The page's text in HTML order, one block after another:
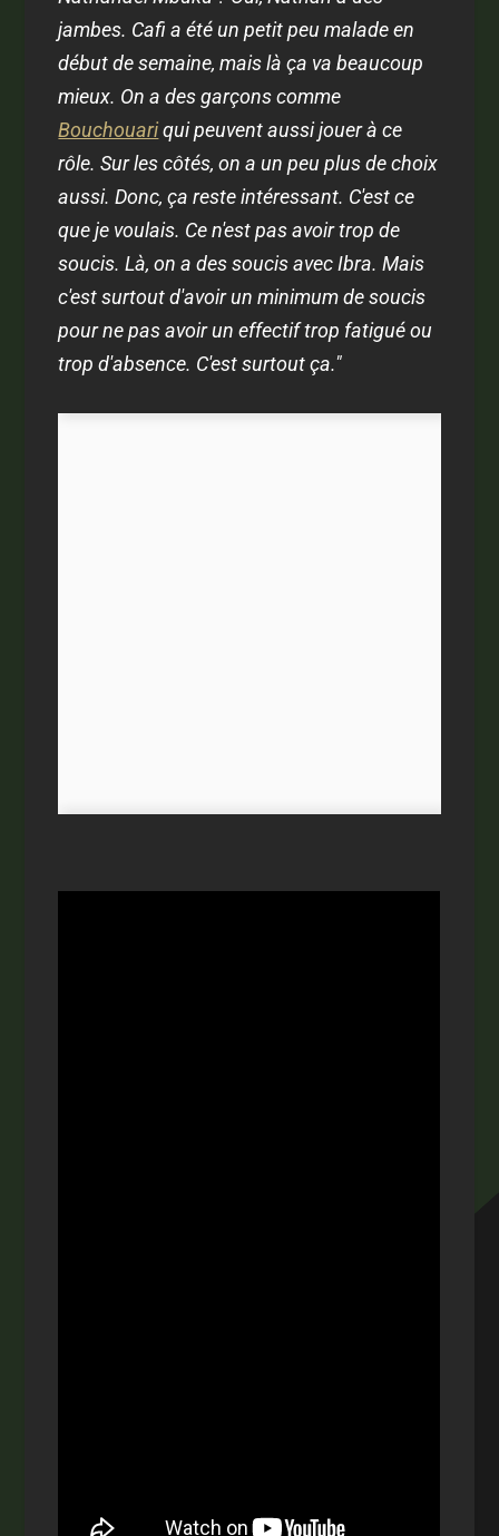
jambes. Cafi a été un petit peu malade en
début de semaine, mais là ça va beaucoup
mieux. On a des garçons comme
Bouchouariqui peuvent aussi jouer à ce
rôle. Sur les côtés, on a un peu plus de choix
aussi. Donc, ça reste intéressant. C'est ce
que je voulais. Ce n'est pas avoir trop de
soucis. Là, on a des soucis avec Ibra. Mais
c'est surtout d'avoir un minimum de soucis
pour ne pas avoir un effectif trop fatigué ou
trop d'absence. C'est surtout ça."